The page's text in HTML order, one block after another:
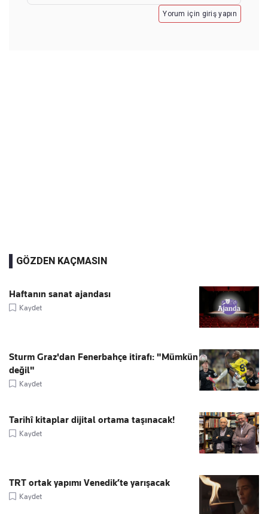
Yorum için giriş yapın
GÖZDEN KAÇMASIN
Haftanın sanat ajandası
Kaydet
Sturm Graz'dan Fenerbahçe itirafı: "Mümkün
değil"
Kaydet
Tarihî kitaplar dijital ortama taşınacak!
Kaydet
TRT ortak yapımı Venedik’te yarışacak
Kaydet